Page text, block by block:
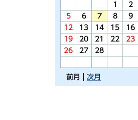
1
2
5
6 7 8 9
12
13 14 15 16
19
20 21 22 23
26
27 28
前月 次月